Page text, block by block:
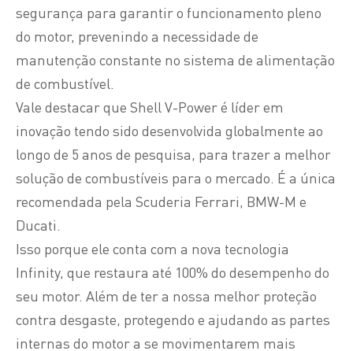
segurança para garantir o funcionamento pleno
do motor, prevenindo a necessidade de
manutenção constante no sistema de alimentação
de combustível.
Vale destacar que Shell V-Power é líder em
inovação tendo sido desenvolvida globalmente ao
longo de 5 anos de pesquisa, para trazer a melhor
solução de combustíveis para o mercado. É a única
recomendada pela Scuderia Ferrari, BMW-M e
Ducati.
Isso porque ele conta com a nova tecnologia
Infinity, que restaura até 100% do desempenho do
seu motor. Além de ter a nossa melhor proteção
contra desgaste, protegendo e ajudando as partes
internas do motor a se movimentarem mais